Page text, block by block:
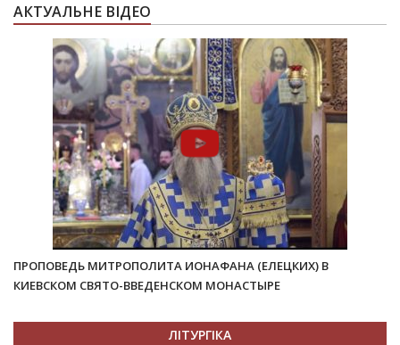
АКТУАЛЬНЕ ВІДЕО
ПРОПОВЕДЬ МИТРОПОЛИТА ИОНАФАНА (ЕЛЕЦКИХ) В
КИЕВСКОМ СВЯТО-ВВЕДЕНСКОМ МОНАСТЫРЕ
ЛІТУРГІКА